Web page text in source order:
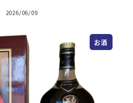
投稿日
2026/06/09
お酒